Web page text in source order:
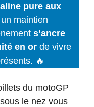
pure aux
maintien
s’ancre
en or de vivre
🔥
du motoGP
le nez vous